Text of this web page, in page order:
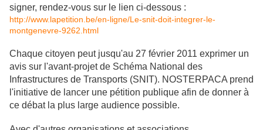
signer, rendez-vous sur le lien ci-dessous :
http://www.lapetition.be/en-ligne/Le-snit-doit-integrer-le-
montgenevre-9262.html
Chaque citoyen peut jusqu'au 27 février 2011 exprimer un
avis sur l'avant-projet de Schéma National des
Infrastructures de Transports (SNIT). NOSTERPACA prend
l'initiative de lancer une pétition publique afin de donner à
ce débat la plus large audience possible.